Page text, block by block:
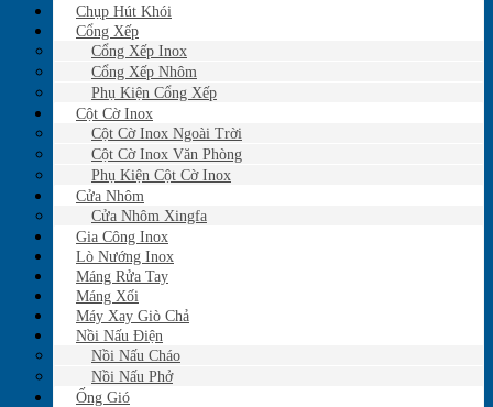
Chụp Hút Khói
Cổng Xếp
Cổng Xếp Inox
Cổng Xếp Nhôm
Phụ Kiện Cổng Xếp
Cột Cờ Inox
Cột Cờ Inox Ngoài Trời
Cột Cờ Inox Văn Phòng
Phụ Kiện Cột Cờ Inox
Cửa Nhôm
Cửa Nhôm Xingfa
Gia Công Inox
Lò Nướng Inox
Máng Rửa Tay
Máng Xối
Máy Xay Giò Chả
Nồi Nấu Điện
Nồi Nấu Cháo
Nồi Nấu Phở
Ống Gió